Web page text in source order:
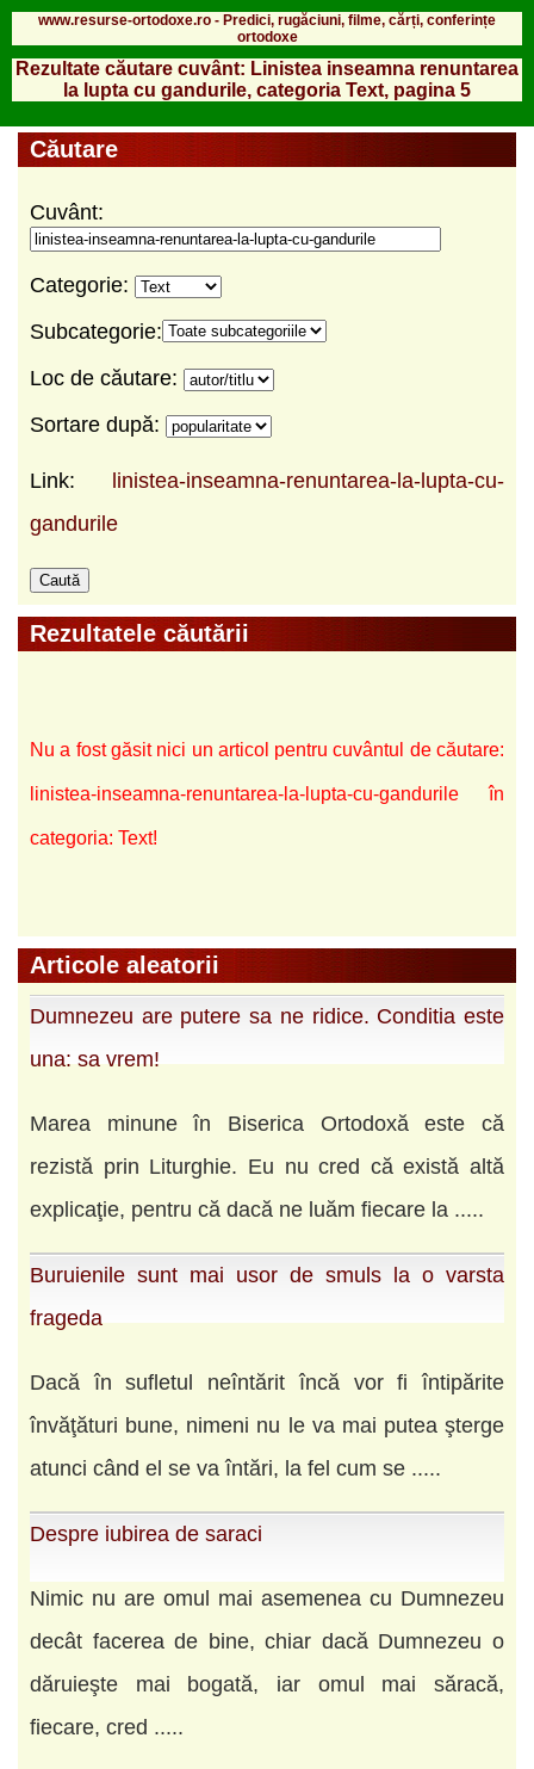
www.resurse-ortodoxe.ro - Predici, rugăciuni, filme, cărți, conferințe
ortodoxe
Rezultate căutare cuvânt: Linistea inseamna renuntarea
la lupta cu gandurile, categoria Text, pagina 5
Căutare
Cuvânt:
Categorie:
Subcategorie:
Loc de căutare:
Sortare după:
Link:
linistea-inseamna-renuntarea-la-lupta-cu-
gandurile
Rezultatele căutării
Nu a fost găsit nici un articol pentru cuvântul de căutare:
linistea-inseamna-renuntarea-la-lupta-cu-gandurile în
categoria: Text!
Articole aleatorii
Dumnezeu are putere sa ne ridice. Conditia este
una: sa vrem!
Marea minune în Biserica Ortodoxă este că
rezistă prin Liturghie. Eu nu cred că există altă
explicaţie, pentru că dacă ne luăm fiecare la .....
Buruienile sunt mai usor de smuls la o varsta
frageda
Dacă în sufletul neîntărit încă vor fi întipărite
învăţături bune, nimeni nu le va mai putea şterge
atunci când el se va întări, la fel cum se .....
Despre iubirea de saraci
Nimic nu are omul mai asemenea cu Dumnezeu
decât facerea de bine, chiar dacă Dumnezeu o
dăruieşte mai bogată, iar omul mai săracă,
fiecare, cred .....